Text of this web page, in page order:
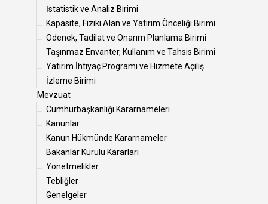
İstatistik ve Analiz Birimi
Kapasite, Fiziki Alan ve Yatırım Önceliği Birimi
Ödenek, Tadilat ve Onarım Planlama Birimi
Taşınmaz Envanter, Kullanım ve Tahsis Birimi
Yatırım İhtiyaç Programı ve Hizmete Açılış
İzleme Birimi
Mevzuat
Cumhurbaşkanlığı Kararnameleri
Kanunlar
Kanun Hükmünde Kararnameler
Bakanlar Kurulu Kararları
Yönetmelikler
Tebliğler
Genelgeler